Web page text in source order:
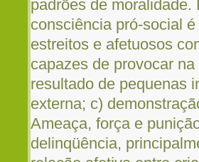
padrões de
consciência pró-social
estreitos e afetuosos
capazes de provocar
resultado de pequenas
externa; c)
Ameaça, força e
delinqüência,